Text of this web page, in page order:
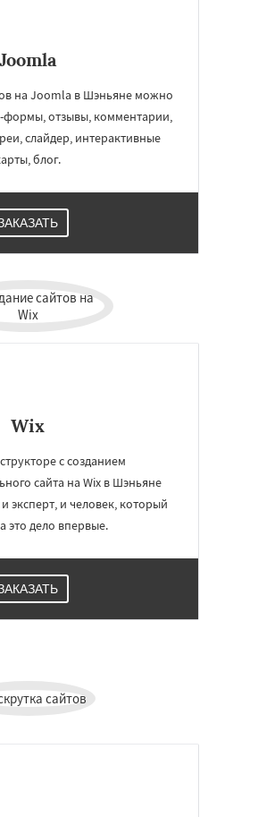
Joomla
на Joomla в Шэньяне можно
формы, отзывы, комментарии,
слайдер, интерактивные
блог.
Wix
c созданием
сайта на Wix в Шэньяне
эксперт, и человек, который
это дело впервые.